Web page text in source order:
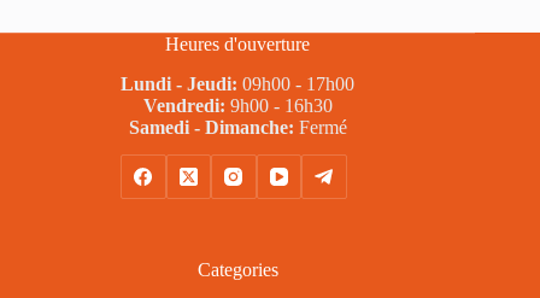
Heures d'ouverture
Lundi - Jeudi: 09h00 - 17h00
Vendredi: 9h00 - 16h30
Samedi - Dimanche: Fermé
Categories